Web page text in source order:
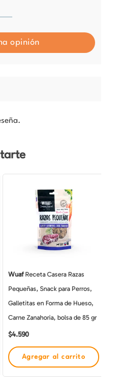
opinión
WuafReceta Casera Razas
Pequeñas, Snack para Perros,
Galletitas en Forma de Hueso,
Carne Zanahoria, bolsa de 85 gr
$4.590
Agregar al carrito